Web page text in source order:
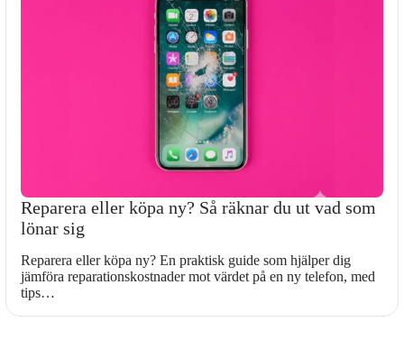
Reparera eller köpa ny? Så räknar du ut vad som
lönar sig
Reparera eller köpa ny? En praktisk guide som hjälper dig
jämföra reparationskostnader mot värdet på en ny telefon, med
tips…